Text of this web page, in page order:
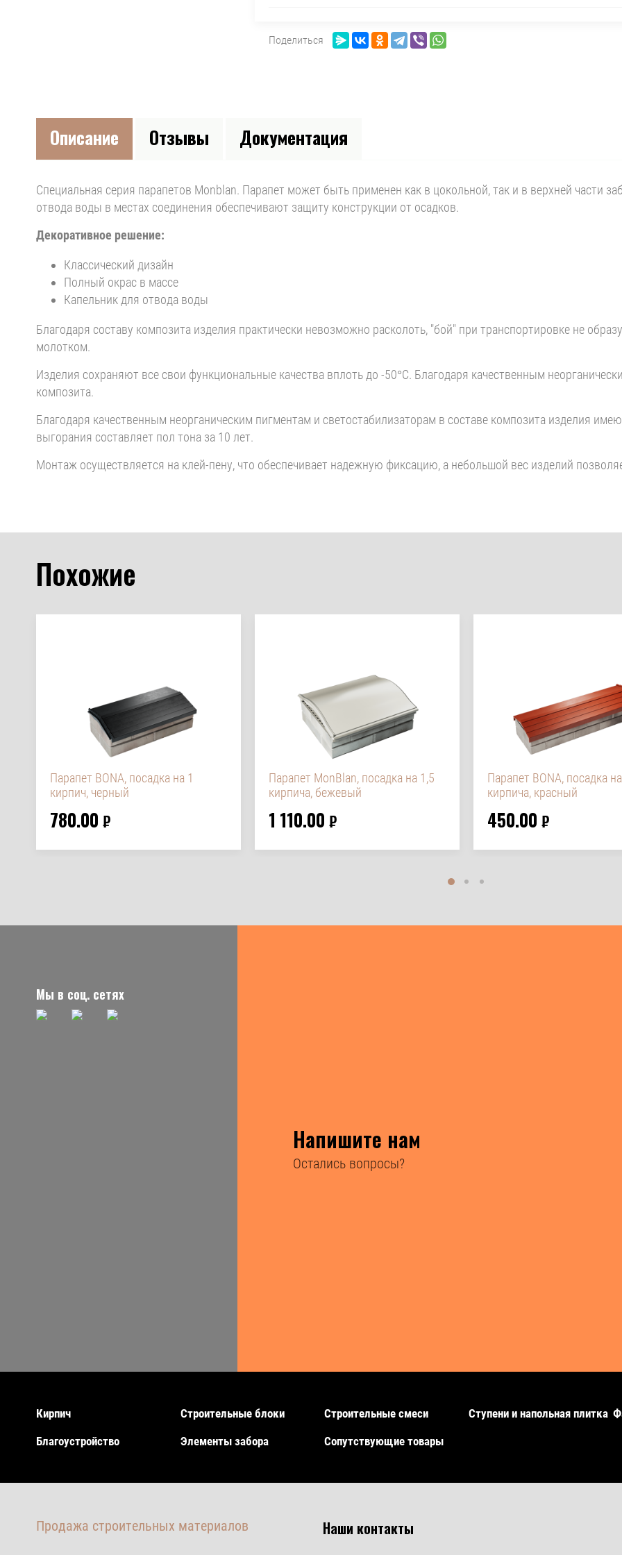
Поделиться
Описание Отзывы Документация
Специальная серия парапетов Monblan. Парапет может быть применен как в цокольной, так и в верхней части
отвода воды в местах соединения обеспечивают защиту конструкции от осадков.
Декоративное решение:
Классический дизайн
Полный окрас в массе
Капельник для отвода воды
Благодаря составу композита изделия практически невозможно расколоть, "бой" при транспортировке не
молотком.
Изделия сохраняют все свои функциональные качества вплоть до -50°С. Благодаря качественным
композита.
Благодаря качественным неорганическим пигментам и светостабилизаторам в составе композита изделия
выгорания составляет пол тона за 10 лет.
Монтаж осуществляется на клей-пену, что обеспечивает надежную фиксацию, а небольшой вес изделий
Похожие
Парапет BONA, посадка на 1
кирпич, черный
780.00 ₽
Парапет MonBlan, посадка на 1,5
кирпича, бежевый
1 110.00 ₽
Парапет BONA, посадка
кирпича, красный
450.00 ₽
Мы в соц. сетях
Напишите нам
Остались вопросы?
Кирпич Строительные блоки Строительные смеси Ступени и напольная плитка
Благоустройство
Элементы забора Сопутствующие товары
Продажа строительных материалов Наши контакты